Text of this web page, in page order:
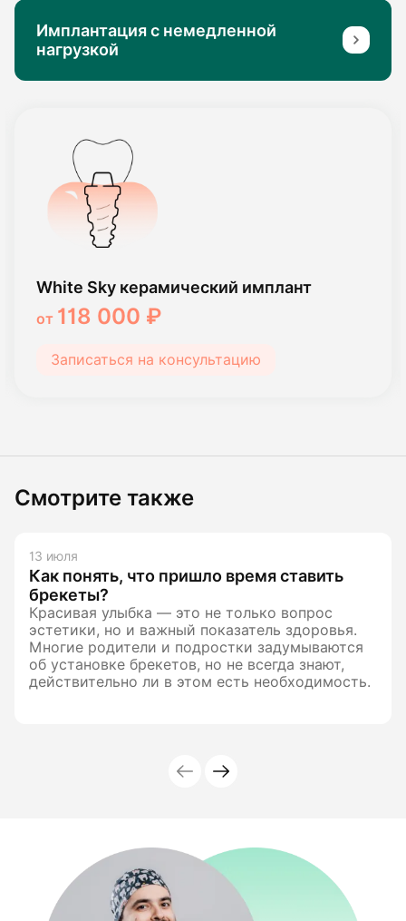
Имплантация с немедленной
нагрузкой
White Sky керамический имплант
от 118 000 ₽
Записаться на консультацию
Смотрите также
13 июля
Как понять, что пришло время ставить
брекеты?
Красивая улыбка — это не только вопрос
эстетики, но и важный показатель здоровья.
Многие родители и подростки задумываются
об установке брекетов, но не всегда знают,
действительно ли в этом есть необходимость.